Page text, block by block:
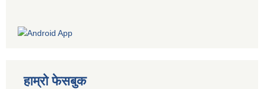
हाम्रो फेसबुक